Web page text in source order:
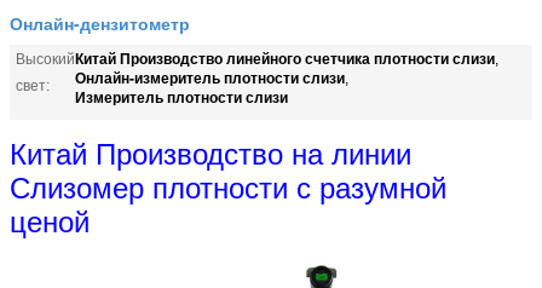
Онлайн-дензитометр
Высокий
свет:
Китай Производство линейного счетчика плотности слизи,
Онлайн-измеритель плотности слизи,
Измеритель плотности слизи
Китай Производство на линии
Слизомер плотности с разумной
ценой